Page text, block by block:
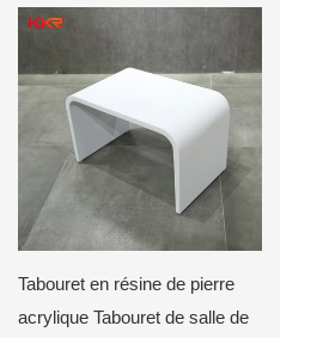
Tabouret en résine de pierre
acrylique Tabouret de salle de